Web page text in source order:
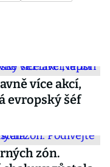
více akcí,
evropský šéf
zón.